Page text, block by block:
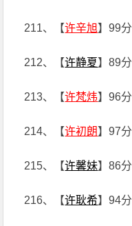
211、【许辛旭】99分
212、【许静夏】89分
213、【许梵炜】96分
214、【许初朗】97分
215、【许馨妹】86分
216、【许耿希】94分